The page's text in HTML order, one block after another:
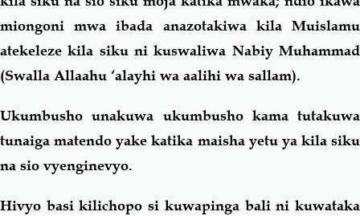
miongoni mwa ibada anazotakiwa kila Muislamu
atekeleze kila siku ni kuswaliwa Nabiy Muhammad
(Swalla Allaahu ‘alayhi wa aalihi wa sallam).
Ukumbusho unakuwa ukumbusho kama tutakuwa
tunaiga matendo yake katika maisha yetu ya kila siku
na sio vyenginevyo.
Hivyo basi kilichopo si kuwapinga bali ni kuwataka